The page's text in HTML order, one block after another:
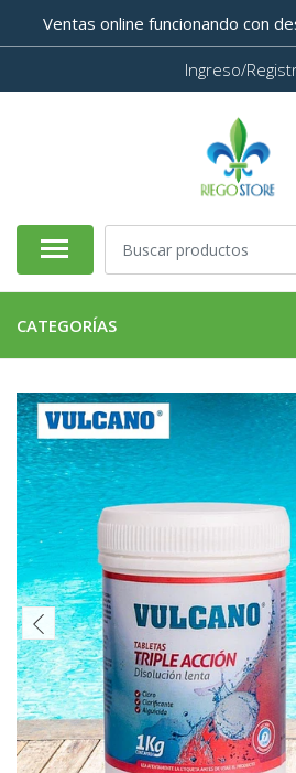
Ventas online funcionando con
Ingreso/
CATEGORÍAS